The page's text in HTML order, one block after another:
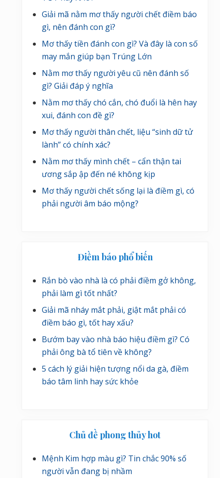
Giải mã nằm mơ thấy người chết điềm báo
gì, nên đánh con gì?
Mơ thấy tiền đánh con gì? Và đây là con số
may mắn giúp bạn Trúng Lớn
Nằm mơ thấy người yêu cũ nên đánh số
gì? Giải đáp ý nghĩa
Nằm mơ thấy chó cắn, chó đuổi là hên hay
xui, đánh con đề gì?
Mơ thấy người thân chết, liệu “sinh dữ tử
lành” có chính xác?
Nằm mơ thấy mình chết – cẩn thận tai
ương sắp ập đến né không kịp
Mơ thấy người chết sống lại là điềm gì, có
phải người âm báo mộng?
Điềm báo phổ biến
Rắn bò vào nhà là có phải điềm gở không,
phải làm gì tốt nhất?
Giải mã nháy mắt phải, giật mắt phải có
điềm báo gì, tốt hay xấu?
Bướm bay vào nhà báo hiệu điềm gì? Có
phải ông bà tổ tiên về không?
5 cách lý giải hiện tượng nổi da gà, điềm
báo tâm linh hay sức khỏe
Chủ đề phong thủy hot
Mệnh Kim hợp màu gì? Tin chắc 90% số
người vẫn đang bị nhầm